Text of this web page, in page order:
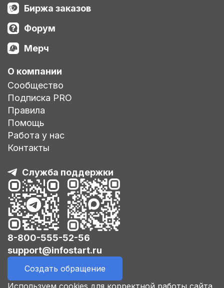
Биржа заказов
Форум
Мерч
О компании
Сообщество
Подписка PRO
Правила
Помощь
Работа у нас
Контакты
Служба поддержки
8-800-555-52-56
support@infostart.ru
Создать обращение